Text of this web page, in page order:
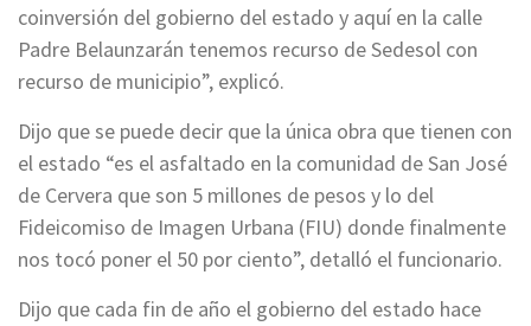
coinversión del gobierno del estado y aquí en la calle
Padre Belaunzarán tenemos recurso de Sedesol con
recurso de municipio”, explicó.
Dijo que se puede decir que la única obra que tienen con
el estado “es el asfaltado en la comunidad de San José
de Cervera que son 5 millones de pesos y lo del
Fideicomiso de Imagen Urbana (FIU) donde finalmente
nos tocó poner el 50 por ciento”, detalló el funcionario.
Dijo que cada fin de año el gobierno del estado hace